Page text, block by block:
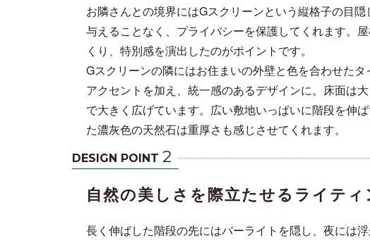
お隣さんとの境界にはGスクリーンという縦格子の目
与えることなく、プライバシーを保護してくれます。
くり、特別感を演出したのがポイントです。
Gスクリーンの隣にはお住まいの外壁と色を合わせた
アクセントを加え、統一感のあるデザインに。床面は
で大きく広げています。広い敷地いっぱいに階段を伸
た濃灰色の天然石は重厚さも感じさせてくれます。
DESIGN POINT 2
自然の美しさを際立たせるライティ
長く伸ばした階段の先にはバーライトを隠し、夜には